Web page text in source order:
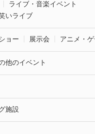
ライブ・音楽イベント
いライブ
ョー 展示会 アニメ・ゲ
他のイベント
施設